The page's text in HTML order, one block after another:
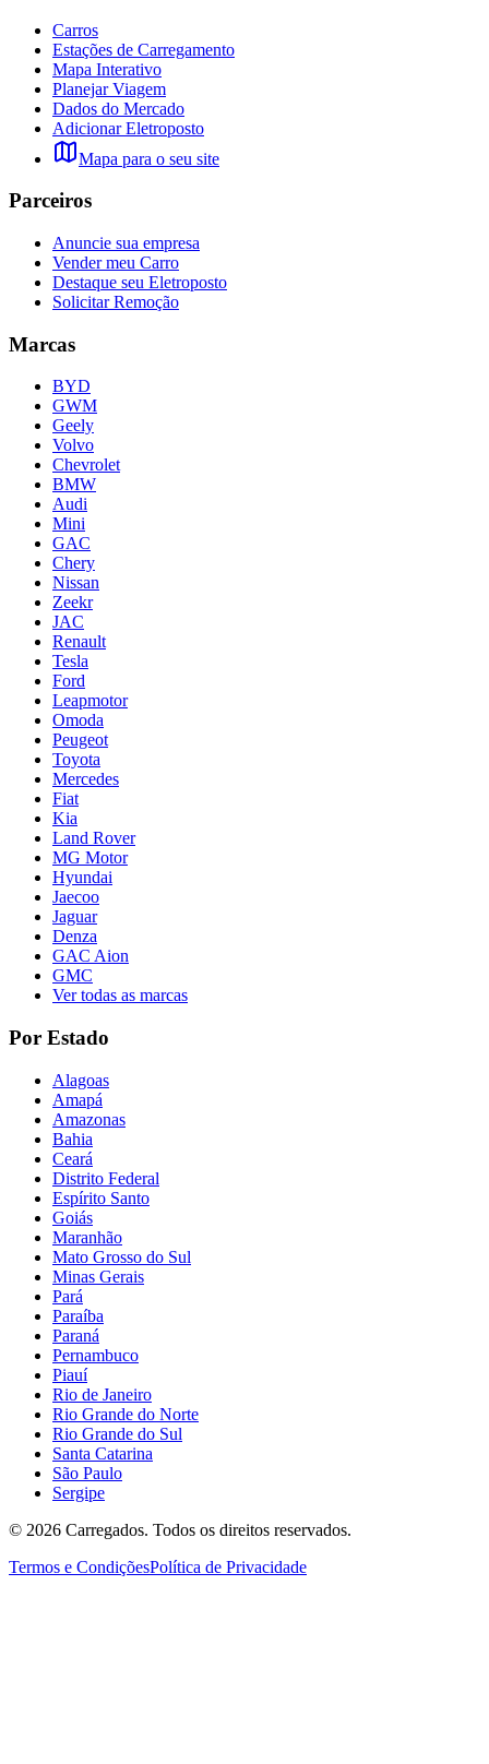
Carros
Estações de Carregamento
Mapa Interativo
Planejar Viagem
Dados do Mercado
Adicionar Eletroposto
Mapa para o seu site
Parceiros
Anuncie sua empresa
Vender meu Carro
Destaque seu Eletroposto
Solicitar Remoção
Marcas
BYD
GWM
Geely
Volvo
Chevrolet
BMW
Audi
Mini
GAC
Chery
Nissan
Zeekr
JAC
Renault
Tesla
Ford
Leapmotor
Omoda
Peugeot
Toyota
Mercedes
Fiat
Kia
Land Rover
MG Motor
Hyundai
Jaecoo
Jaguar
Denza
GAC Aion
GMC
Ver todas as marcas
Por Estado
Alagoas
Amapá
Amazonas
Bahia
Ceará
Distrito Federal
Espírito Santo
Goiás
Maranhão
Mato Grosso do Sul
Minas Gerais
Pará
Paraíba
Paraná
Pernambuco
Piauí
Rio de Janeiro
Rio Grande do Norte
Rio Grande do Sul
Santa Catarina
São Paulo
Sergipe
© 2026 Carregados. Todos os direitos reservados.
Termos e CondiçõesPolítica de Privacidade